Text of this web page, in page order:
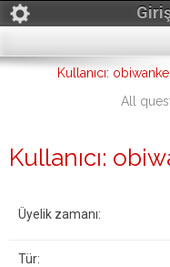
Kullanıcı:
All
Kullanıcı:
Üyelik zamanı:
Tür: